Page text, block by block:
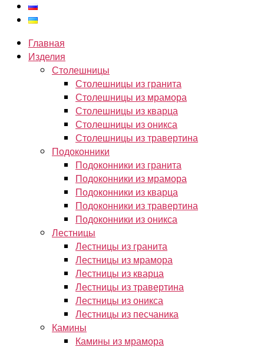
Главная
Изделия
Столешницы
Столешницы из гранита
Столешницы из мрамора
Столешницы из кварца
Столешницы из оникса
Столешницы из травертина
Подоконники
Подоконники из гранита
Подоконники из мрамора
Подоконники из кварца
Подоконники из травертина
Подоконники из оникса
Лестницы
Лестницы из гранита
Лестницы из мрамора
Лестницы из кварца
Лестницы из травертина
Лестницы из оникса
Лестницы из песчаника
Камины
Камины из мрамора